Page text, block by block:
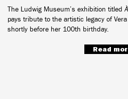
The Ludwig Museum’s exhibition titled
pays tribute to the artistic legacy of
shortly before her 100th birthday.
Read